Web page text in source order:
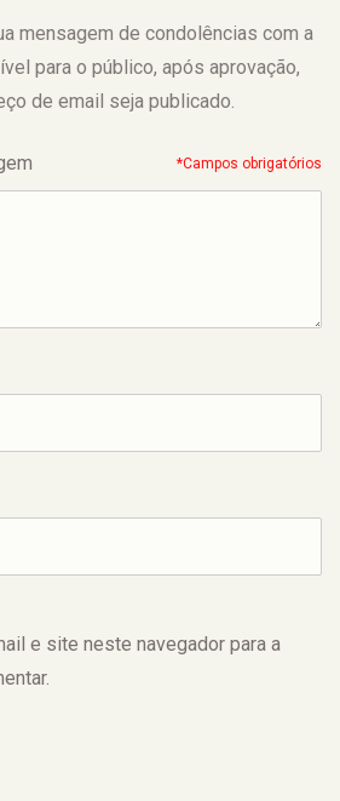
mensagem de condolências com a
para o público, após aprovação,
de email seja publicado.
*Campos obrigatórios
e site neste navegador para a